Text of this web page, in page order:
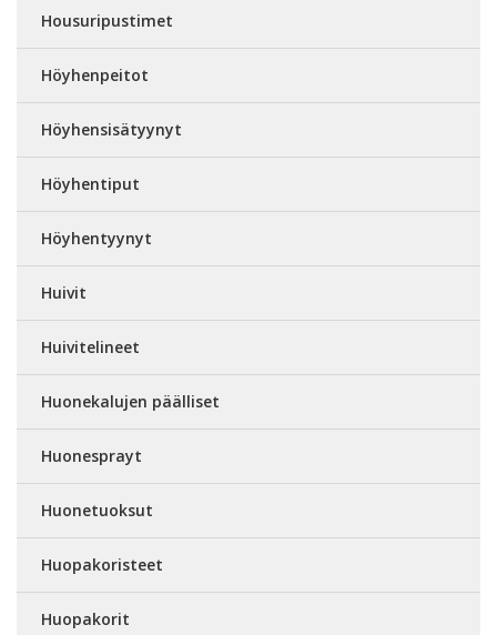
Housuripustimet
Höyhenpeitot
Höyhensisätyynyt
Höyhentiput
Höyhentyynyt
Huivit
Huivitelineet
Huonekalujen päälliset
Huonesprayt
Huonetuoksut
Huopakoristeet
Huopakorit